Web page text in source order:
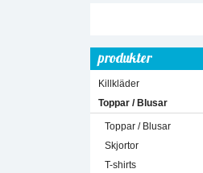
produkter
Killkläder
Toppar / Blusar
Toppar / Blusar
Skjortor
T-shirts